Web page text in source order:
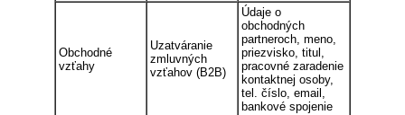
Obchodné
vzťahy
Uzatváranie
zmluvných
vzťahov (B2B)
Údaje o
obchodných
partneroch, meno,
priezvisko, titul,
pracovné zaradenie
kontaktnej osoby,
tel. číslo, email,
bankové spojenie